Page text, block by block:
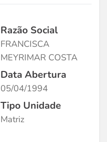
Razão Social
FRANCISCA
MEYRIMAR COSTA
Data Abertura
05/04/1994
Tipo Unidade
Matriz